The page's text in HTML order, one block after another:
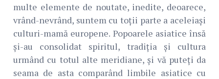
multe elemente de noutate, inedite, deoarece,
vrând-nevrând, suntem cu toții parte a aceleiași
culturi-mamă europene. Popoarele asiatice însă
și-au consolidat spiritul, tradiția și cultura
urmând cu totul alte meridiane, și vă puteți da
seama de asta comparând limbile asiatice cu